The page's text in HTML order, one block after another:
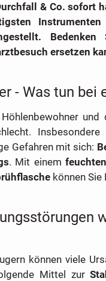
& Co. sofort
Instrumenten
ersetzen
- Was tun bei
und
Gefahren mit sich:
. Mit einem
können
können viele
Mittel zur